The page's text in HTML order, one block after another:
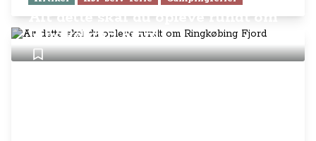
Alt dette skal du opleve rundt om
Ringkøbing Fjord